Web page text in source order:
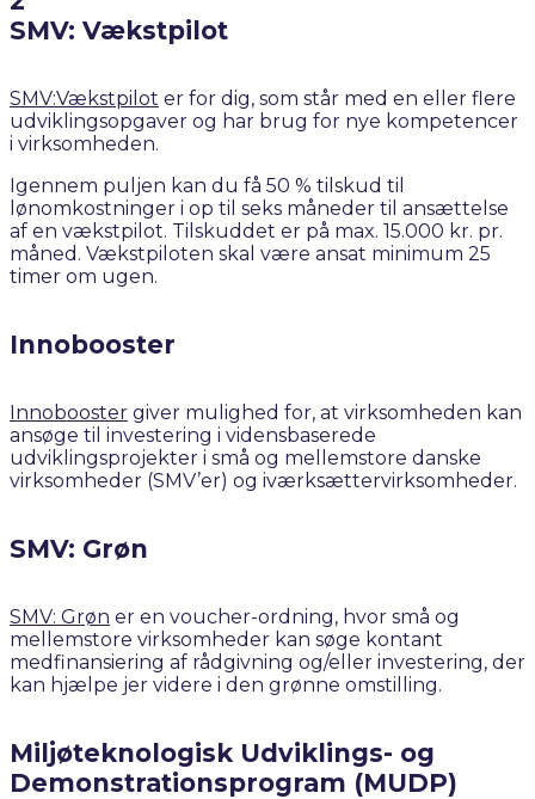
SMV: Vækstpilot
SMV:Vækstpilot er for dig, som står med en eller flere
udviklingsopgaver og har brug for nye kompetencer
i virksomheden. ​
Igennem puljen kan du få 50 % tilskud til
lønomkostninger i op til seks måneder til ansættelse
af en vækstpilot. Tilskuddet er på max. 15.000 kr. pr.
måned. Vækstpiloten skal være ansat minimum 25
timer om ugen.​
Innobooster
Innobooster giver mulighed for, at virksomheden kan
ansøge til investering i vidensbaserede
udviklingsprojekter i små og mellemstore danske
virksomheder (SMV’er) og iværksættervirksomheder.
SMV: Grøn
SMV: Grøn er en voucher-ordning, hvor små og
mellemstore virksomheder kan søge kontant
medfinansiering af rådgivning og/eller investering, der
kan hjælpe jer videre i den grønne omstilling.​
Miljøteknologisk Udviklings- og
Demonstrationsprogram (MUDP)